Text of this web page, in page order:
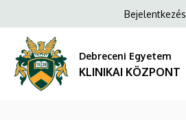
Állcsont
-és
Szájsebészeti
a
tartalomra
Anonim
fiók
menüje
Bejelentkezés
Debreceni Egyetem
KLINIKAI KÖZPONT